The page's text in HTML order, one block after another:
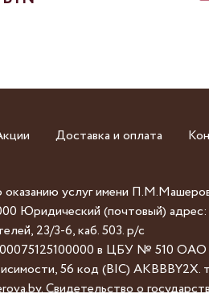
Доставка и оплата
услуг имени
Юридический (почтовый)
23/3-6, каб. 503. р/с
в ЦБУ № 510 ОАО
56 код (BIC) AKBBBY2X.
Свидетельство о